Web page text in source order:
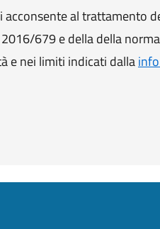
al trattamento
679 e della della
e nei limiti indicati dalla